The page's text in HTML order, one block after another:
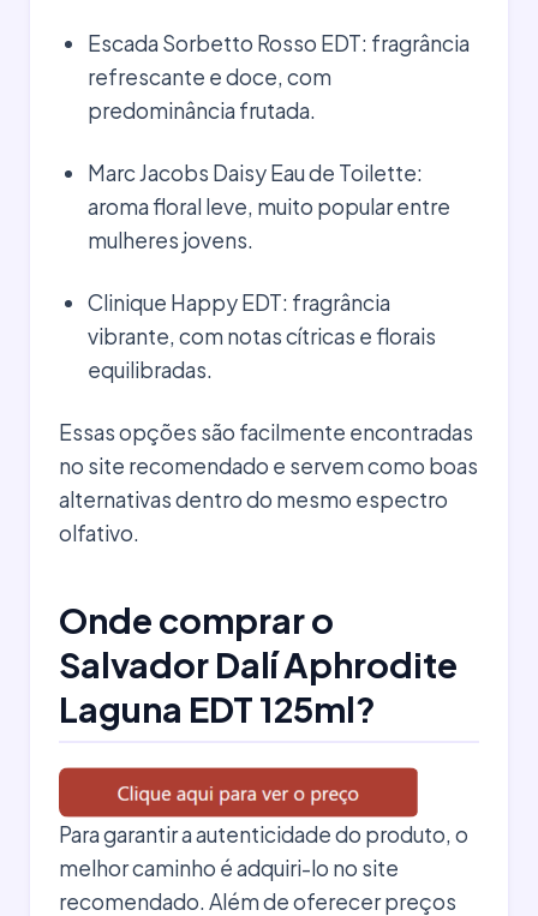
Escada Sorbetto Rosso EDT: fragrância
refrescante e doce, com
predominância frutada.
Marc Jacobs Daisy Eau de Toilette:
aroma floral leve, muito popular entre
mulheres jovens.
Clinique Happy EDT: fragrância
vibrante, com notas cítricas e florais
equilibradas.
Essas opções são facilmente encontradas
no site recomendado e servem como boas
alternativas dentro do mesmo espectro
olfativo.
Onde comprar o
Salvador Dalí Aphrodite
Laguna EDT 125ml?
Para garantir a autenticidade do produto, o
melhor caminho é adquiri-lo no site
recomendado. Além de oferecer preços